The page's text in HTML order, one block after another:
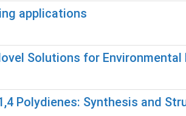
applications
Solutions for Environmental
Polydienes: Synthesis and